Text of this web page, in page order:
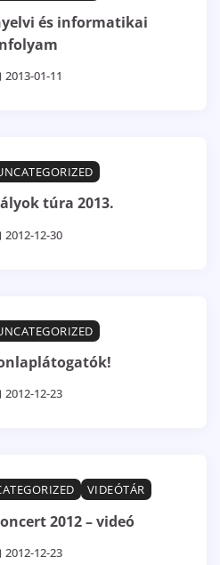
és informatikai
2013-01-11
túra 2013.
2012-12-30
2012-12-23
VIDEÓTÁR
2012 – videó
2012-12-23